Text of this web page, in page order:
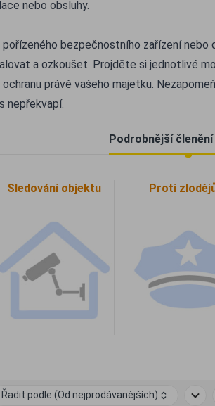
nebo obsluhy.
bezpečnostního zařízení nebo
a ozkoušet. Projděte si jednotlivé
právě vašeho majetku.
nepřekvapí.
Podrobnější
Sledování objektu Proti
Řadit podle:(Od nejprodávanějších)